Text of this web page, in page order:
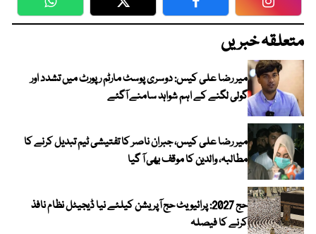
WhatsApp Twitter Facebook
متعلقہ خبریں
میر رضا علی کیس: دوسری پوسٹ مارٹم رپورٹ میں تشدد اور
گولی لگنے کے اہم شواہد سامنے آگئے
میر رضا علی کیس، جبران ناصر کا تفتیشی ٹیم تبدیل کرنے کا
مطالبہ، والدین کا موقف بھی آ گیا
حج 2027: پرائیویٹ حج آپریشن کیلئے نیا ڈیجیٹل نظام نافذ
کرنے کا فیصلہ